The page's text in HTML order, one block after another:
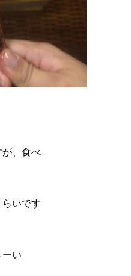
が、食べ
らいです
い